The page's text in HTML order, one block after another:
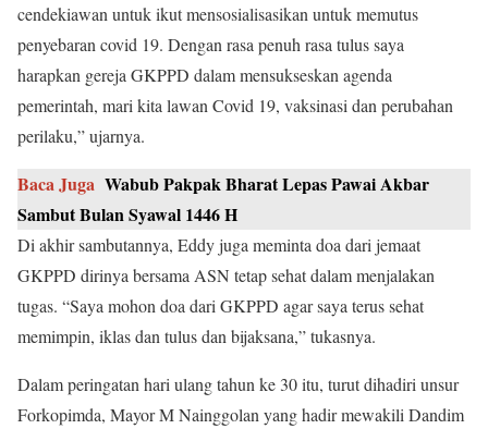
cendekiawan untuk ikut mensosialisasikan untuk memutus
penyebaran covid 19. Dengan rasa penuh rasa tulus saya
harapkan gereja GKPPD dalam mensukseskan agenda
pemerintah, mari kita lawan Covid 19, vaksinasi dan perubahan
perilaku,” ujarnya.
Baca Juga Wabub Pakpak Bharat Lepas Pawai Akbar
Sambut Bulan Syawal 1446 H
Di akhir sambutannya, Eddy juga meminta doa dari jemaat
GKPPD dirinya bersama ASN tetap sehat dalam menjalakan
tugas. “Saya mohon doa dari GKPPD agar saya terus sehat
memimpin, iklas dan tulus dan bijaksana,” tukasnya.
Dalam peringatan hari ulang tahun ke 30 itu, turut dihadiri unsur
Forkopimda, Mayor M Nainggolan yang hadir mewakili Dandim